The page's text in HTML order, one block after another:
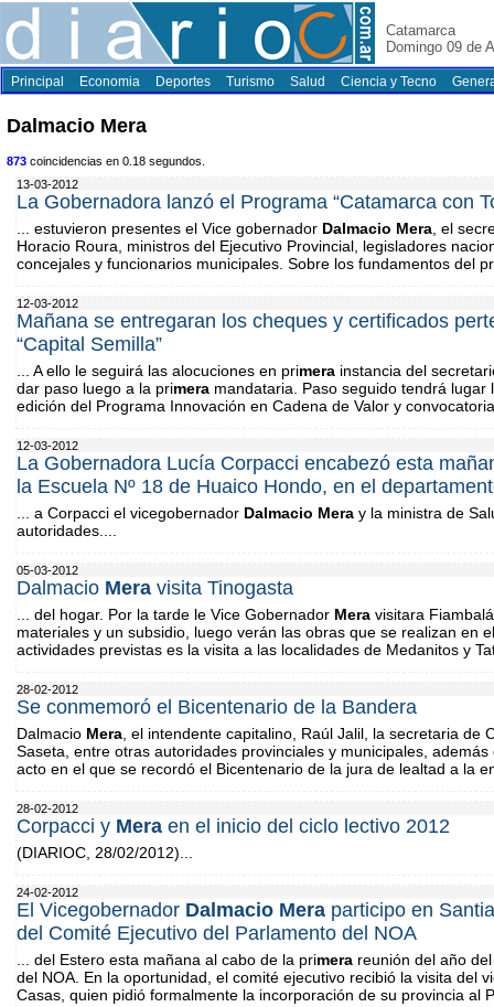
Catamarca
Domingo 09 de
Principal Economia Deportes Turismo Salud Ciencia y Tecno
Dalmacio Mera
873 coincidencias en 0.18 segundos.
13-03-2012
La Gobernadora lanzó el Programa “Catamarca con
... estuvieron presentes el Vice gobernador Dalmacio Mera , el
Horacio Roura, ministros del Ejecutivo Provincial, legisladores
concejales y funcionarios municipales. Sobre los fundamentos del
12-03-2012
Mañana se entregaran los cheques y certificados
“Capital Semilla”
... A ello le seguirá las alocuciones en primera instancia del
dar paso luego a la primera mandataria. Paso seguido tendrá
edición del Programa Innovación en Cadena de Valor y
12-03-2012
La Gobernadora Lucía Corpacci encabezó esta
la Escuela Nº 18 de Huaico Hondo, en el
... a Corpacci el vicegobernador Dalmacio Mera y la ministra de
autoridades....
05-03-2012
Dalmacio Mera visita Tinogasta
... del hogar. Por la tarde le Vice Gobernador Mera visitara
materiales y un subsidio, luego verán las obras que se realizan en
actividades previstas es la visita a las localidades de Medanitos y
28-02-2012
Se conmemoró el Bicentenario de la Bandera
Dalmacio Mera , el intendente capitalino, Raúl Jalil, la secretaria de
Saseta, entre otras autoridades provinciales y municipales,
acto en el que se recordó el Bicentenario de la jura de lealtad a la
28-02-2012
Corpacci y Mera en el inicio del ciclo lectivo 2012
(DIARIOC, 28/02/2012)...
24-02-2012
El Vicegobernador Dalmacio Mera participo en
del Comité Ejecutivo del Parlamento del NOA
... del Estero esta mañana al cabo de la primera reunión del año
del NOA. En la oportunidad, el comité ejecutivo recibió la visita del
Casas, quien pidió formalmente la incorporación de su provincia al